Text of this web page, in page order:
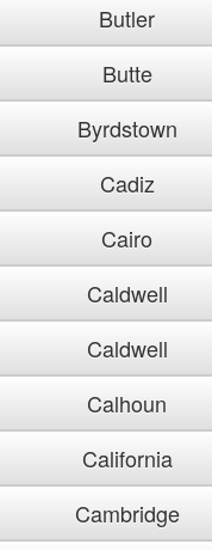
Butler
Butte
Byrdstown
Cadiz
Cairo
Caldwell
Caldwell
Calhoun
California
Cambridge